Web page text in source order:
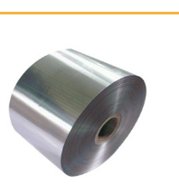
93,000
89,000 1,000
17,500
18,100